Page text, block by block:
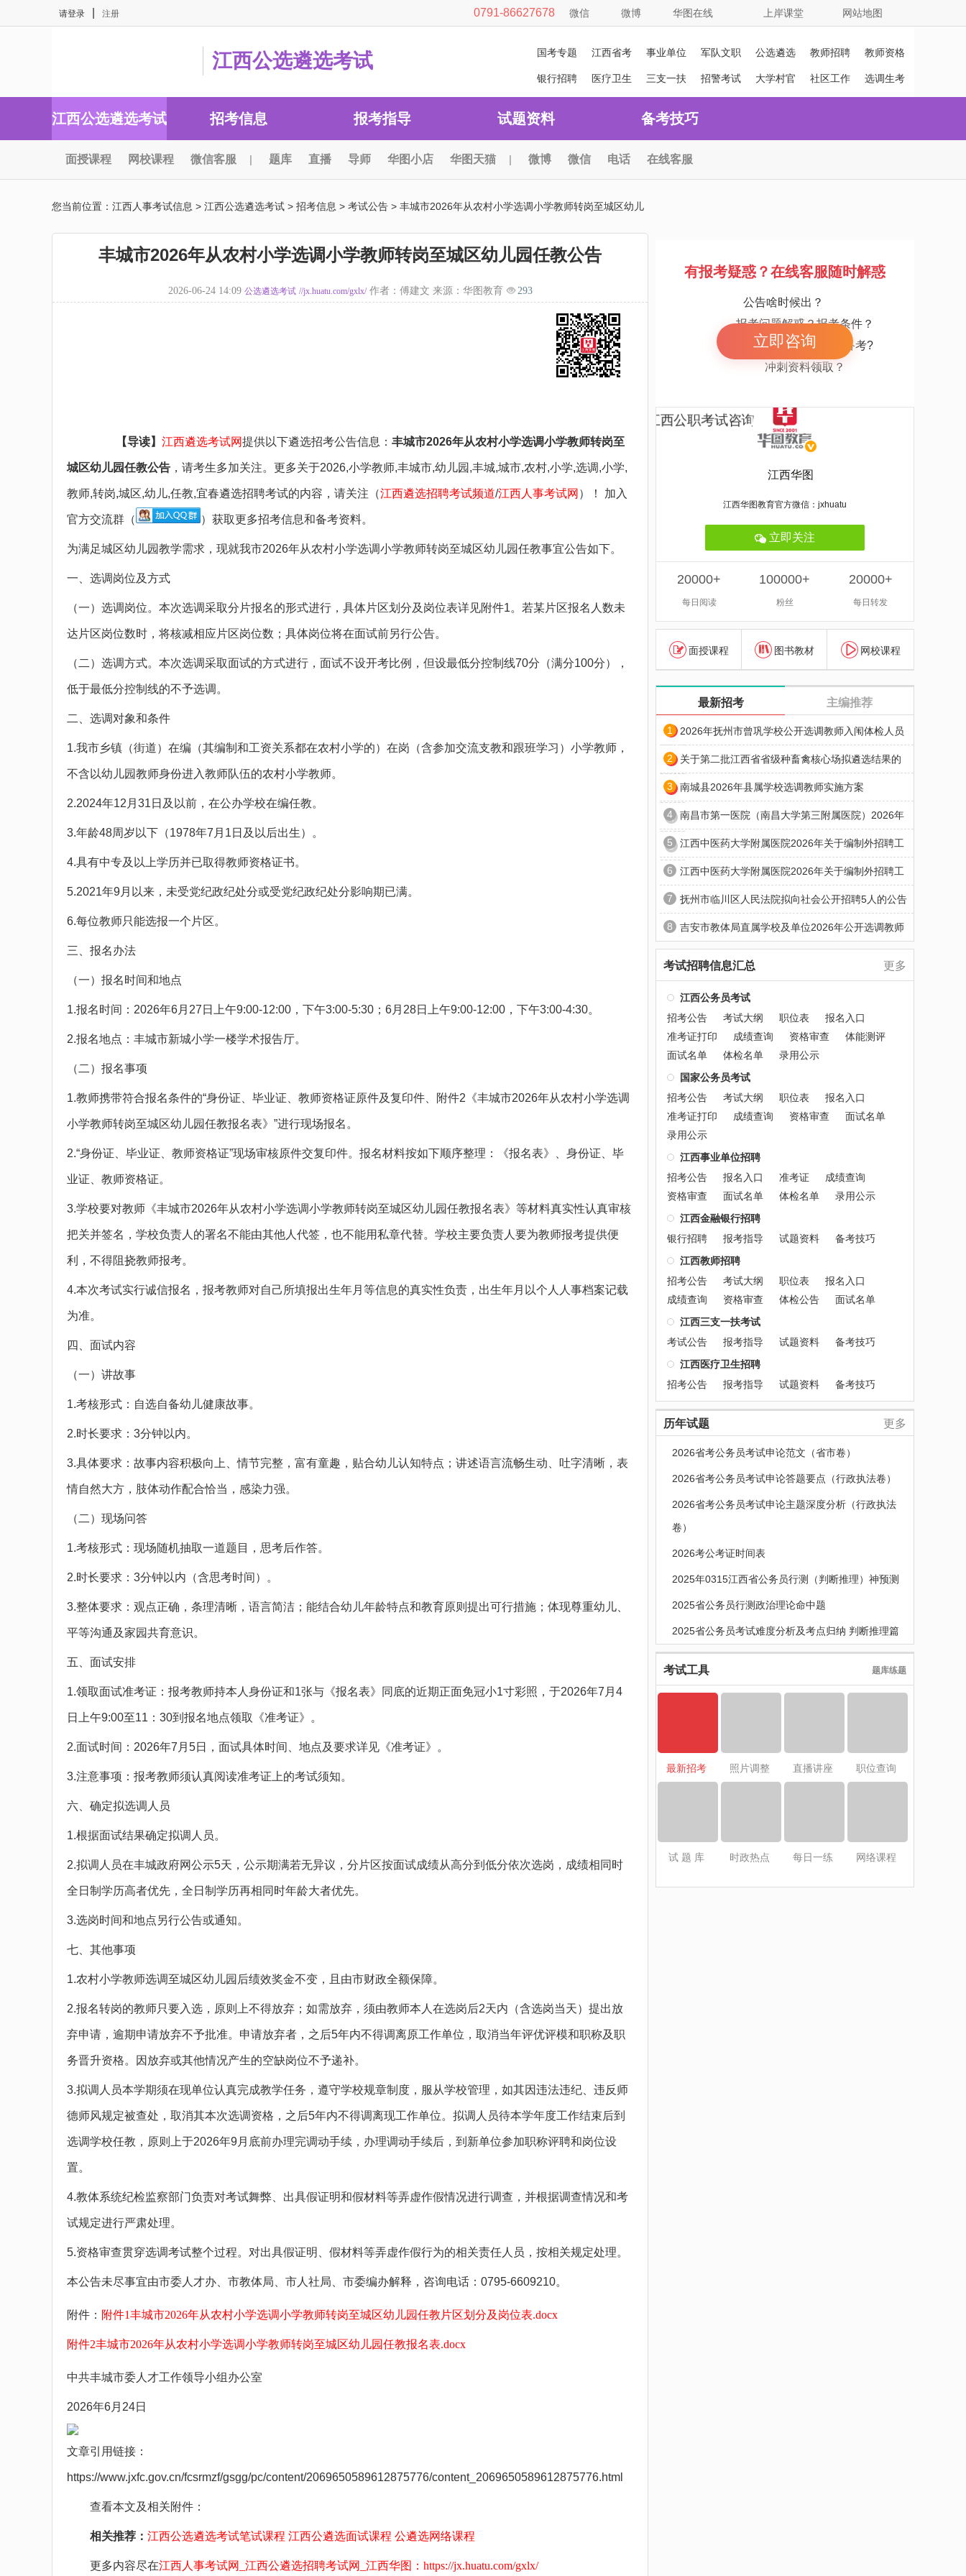
请登录 注册 微信 微博 华图在线 上岸课堂 网站地图
0791-86627678
江西公选遴选考试 国考专题 江西省考 事业单位 军队文职 公选遴选 教师招聘
教师资格
证
银行招聘 医疗卫生 三支一扶 招警考试 大学村官
社区工作
选调生考
江西公选遴选考试 招考信息 报考指导 试题资料 备考技巧
面授课程 网校课程 微信客服 | 题库 直播 导师 华图小店 华图天猫 | 微博 微信 电话 在线客服
您当前位置： 江西人事考试信息 > 江西公选遴选考试 > 招考信息 > 考试公告 > 丰城市2026年从农村小学选调小学教师转岗至城区幼儿
丰城市2026年从农村小学选调小学教师转岗至城区幼儿园任教公告
2026-06-24 14:09 公选遴选考试 //jx.huatu.com/gxlx/作者：傅建文 来源：华图教育 293
【导读】 江西遴选考试网提供以下遴选招考公告信息： 丰城市2026年从农村小学选调小学教师转岗至
城区幼儿园任教公告 ，请考生多加关注。更多关于2026,小学教师,丰城市,幼儿园,丰城,城市,农村,小学,选调,小学,
教师,转岗,城区,幼儿,任教,宜春遴选招聘考试的内容，请关注（江西遴选招聘考试频道/江西人事考试网 ）！ 加入
官方交流群（ ）获取更多招考信息和备考资料。
为满足城区幼儿园教学需求，现就我市2026年从农村小学选调小学教师转岗至城区幼儿园任教事宜公告如下。
一、选调岗位及方式
（一）选调岗位。本次选调采取分片报名的形式进行，具体片区划分及岗位表详见附件1。若某片区报名人数未
达片区岗位数时，将核减相应片区岗位数；具体岗位将在面试前另行公告。
（二）选调方式。本次选调采取面试的方式进行，面试不设开考比例，但设最低分控制线70分（满分100分），
低于最低分控制线的不予选调。
二、选调对象和条件
1.我市乡镇（街道）在编（其编制和工资关系都在农村小学的）在岗（含参加交流支教和跟班学习）小学教师，
不含以幼儿园教师身份进入教师队伍的农村小学教师。
2.2024年12月31日及以前，在公办学校在编任教。
3.年龄48周岁以下（1978年7月1日及以后出生）。
4.具有中专及以上学历并已取得教师资格证书。
5.2021年9月以来，未受党纪政纪处分或受党纪政纪处分影响期已满。
6.每位教师只能选报一个片区。
三、报名办法
（一）报名时间和地点
1.报名时间：2026年6月27日上午9:00-12:00，下午3:00-5:30；6月28日上午9:00-12:00，下午3:00-4:30。
2.报名地点：丰城市新城小学一楼学术报告厅。
（二）报名事项
1.教师携带符合报名条件的“身份证、毕业证、教师资格证原件及复印件、附件2《丰城市2026年从农村小学选调
小学教师转岗至城区幼儿园任教报名表》”进行现场报名。
2.“身份证、毕业证、教师资格证”现场审核原件交复印件。报名材料按如下顺序整理：《报名表》、身份证、毕
业证、教师资格证。
3.学校要对教师《丰城市2026年从农村小学选调小学教师转岗至城区幼儿园任教报名表》等材料真实性认真审核
把关并签名，学校负责人的署名不能由其他人代签，也不能用私章代替。学校主要负责人要为教师报考提供便
利，不得阻挠教师报考。
4.本次考试实行诚信报名，报考教师对自己所填报出生年月等信息的真实性负责，出生年月以个人人事档案记载
为准。
四、面试内容
（一）讲故事
1.考核形式：自选自备幼儿健康故事。
2.时长要求：3分钟以内。
3.具体要求：故事内容积极向上、情节完整，富有童趣，贴合幼儿认知特点；讲述语言流畅生动、吐字清晰，表
情自然大方，肢体动作配合恰当，感染力强。
（二）现场问答
1.考核形式：现场随机抽取一道题目，思考后作答。
2.时长要求：3分钟以内（含思考时间）。
3.整体要求：观点正确，条理清晰，语言简洁；能结合幼儿年龄特点和教育原则提出可行措施；体现尊重幼儿、
平等沟通及家园共育意识。
五、面试安排
1.领取面试准考证：报考教师持本人身份证和1张与《报名表》同底的近期正面免冠小1寸彩照，于2026年7月4
日上午9:00至11：30到报名地点领取《准考证》。
2.面试时间：2026年7月5日，面试具体时间、地点及要求详见《准考证》。
3.注意事项：报考教师须认真阅读准考证上的考试须知。
六、确定拟选调人员
1.根据面试结果确定拟调人员。
2.拟调人员在丰城政府网公示5天，公示期满若无异议，分片区按面试成绩从高分到低分依次选岗，成绩相同时
全日制学历高者优先，全日制学历再相同时年龄大者优先。
3.选岗时间和地点另行公告或通知。
七、其他事项
1.农村小学教师选调至城区幼儿园后绩效奖金不变，且由市财政全额保障。
2.报名转岗的教师只要入选，原则上不得放弃；如需放弃，须由教师本人在选岗后2天内（含选岗当天）提出放
弃申请，逾期申请放弃不予批准。申请放弃者，之后5年内不得调离原工作单位，取消当年评优评模和职称及职
务晋升资格。因放弃或其他情况产生的空缺岗位不予递补。
3.拟调人员本学期须在现单位认真完成教学任务，遵守学校规章制度，服从学校管理，如其因违法违纪、违反师
德师风规定被查处，取消其本次选调资格，之后5年内不得调离现工作单位。拟调人员待本学年度工作结束后到
选调学校任教，原则上于2026年9月底前办理完调动手续，办理调动手续后，到新单位参加职称评聘和岗位设
置。
4.教体系统纪检监察部门负责对考试舞弊、出具假证明和假材料等弄虚作假情况进行调查，并根据调查情况和考
试规定进行严肃处理。
5.资格审查贯穿选调考试整个过程。对出具假证明、假材料等弄虚作假行为的相关责任人员，按相关规定处理。
本公告未尽事宜由市委人才办、市教体局、市人社局、市委编办解释，咨询电话：0795-6609210。
附件： 附件1丰城市2026年从农村小学选调小学教师转岗至城区幼儿园任教片区划分及岗位表.docx
附件2丰城市2026年从农村小学选调小学教师转岗至城区幼儿园任教报名表.docx
中共丰城市委人才工作领导小组办公室
2026年6月24日
文章引用链接：
https://www.jxfc.gov.cn/fcsrmzf/gsgg/pc/content/2069650589612875776/content_2069650589612875776.html
查看本文及相关附件：
相关推荐： 江西公选遴选考试笔试课程 江西公遴选面试课程 公遴选网络课程
更多内容尽在江西人事考试网_江西公遴选招聘考试网_江西华图：https://jx.huatu.com/gxlx/
有报考疑惑？在线客服随时解惑
公告啥时候出？
报考问题解惑？报考条件？
报考岗位解惑 怎么备考?
冲刺资料领取？
立即咨询
江西华图
江西华图教育官方微信：jxhuatu
立即关注
20000+
每日阅读
100000+
粉丝
20000+
每日转发
面授课程 图书教材 网校课程
最新招考 主编推荐
1 2026年抚州市曾巩学校公开选调教师入闱体检人员
2 关于第二批江西省省级种畜禽核心场拟遴选结果的
3 南城县2026年县属学校选调教师实施方案
4 南昌市第一医院（南昌大学第三附属医院）2026年
5 江西中医药大学附属医院2026年关于编制外招聘工
6 江西中医药大学附属医院2026年关于编制外招聘工
7 抚州市临川区人民法院拟向社会公开招聘5人的公告
8 吉安市教体局直属学校及单位2026年公开选调教师
考试招聘信息汇总 更多
江西公务员考试
招考公告
考试大纲 职位表
报名入口
准考证打印
成绩查询 资格审查
体能测评
面试名单
体检名单
录用公示
国家公务员考试
招考公告
考试大纲 职位表
报名入口
准考证打印
成绩查询 资格审查
面试名单
录用公示
江西事业单位招聘
招考公告
报名入口 准考证
成绩查询
资格审查
面试名单 体检名单
录用公示
江西金融银行招聘
银行招聘
报考指导 试题资料
备考技巧
江西教师招聘
招考公告
考试大纲 职位表
报名入口
成绩查询
资格审查 体检公告
面试名单
江西三支一扶考试
考试公告
报考指导 试题资料
备考技巧
江西医疗卫生招聘
招考公告
报考指导 试题资料 备考技巧
历年试题 更多
2026省考公务员考试申论范文（省市卷）
2026省考公务员考试申论答题要点（行政执法卷）
2026省考公务员考试申论主题深度分析（行政执法
卷）
2026考公考证时间表
2025年0315江西省公务员行测（判断推理）神预测
2025省公务员行测政治理论命中题
2025省公务员考试难度分析及考点归纳 判断推理篇
考试工具 题库练题
最新招考 照片调整 直播讲座 职位查询
试 题 库 时政热点 每日一练 网络课程